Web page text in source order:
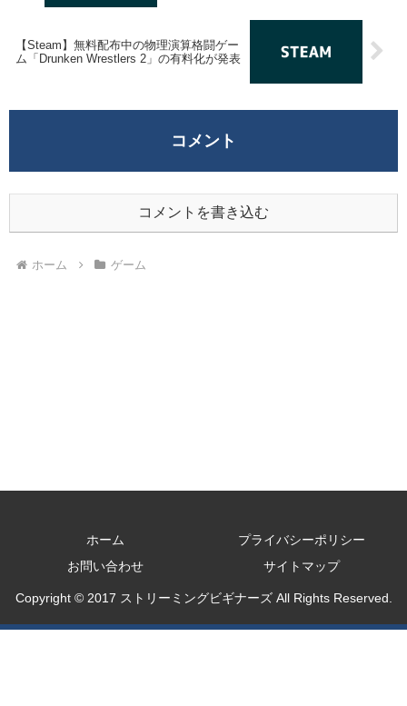
【Steam】無料配布中の物理演算格闘ゲー
ム「Drunken Wrestlers 2」の有料化が発表
コメント
コメントを書き込む
ホーム ゲーム
ホーム
プライバシーポリシー
お問い合わせ
サイトマップ
Copyright © 2017 ストリーミングビギナーズ All Rights Reserved.